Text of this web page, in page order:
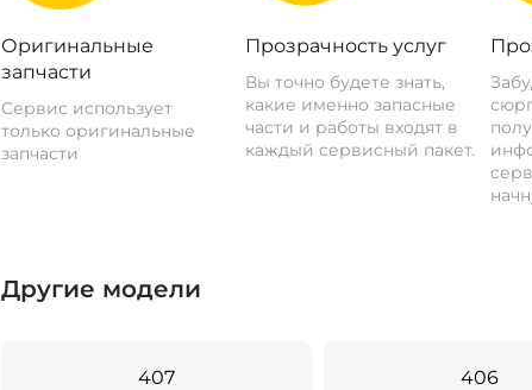
Оригинальные
запчасти
Сервис использует
только оригинальные
запчасти
Прозрачность услуг
Вы точно будете знать,
какие именно запасные
части и работы входят в
каждый сервисный пакет.
Другие модели
407 406